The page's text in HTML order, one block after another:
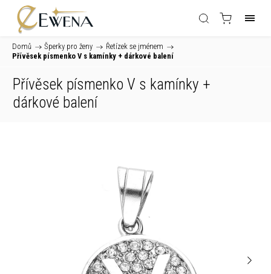
Domů / Šperky pro ženy / Řetízek se jménem /
Přívěsek písmenko V s kamínky + dárkové balení
Přívěsek písmenko V s kamínky +
dárkové balení